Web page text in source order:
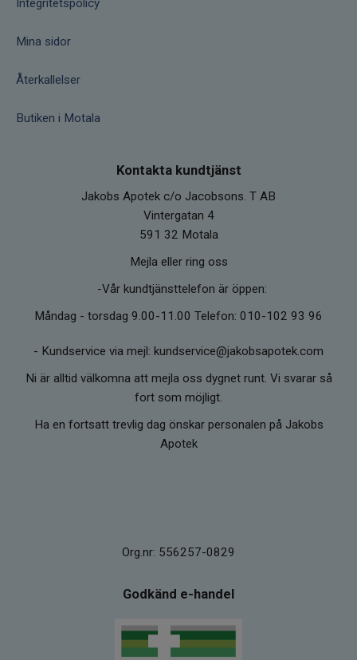
Integritetspolicy
Mina sidor
Återkallelser
Butiken i Motala
Kontakta kundtjänst
Jakobs Apotek c/o Jacobsons. T AB
Vintergatan 4
591 32 Motala
Mejla eller ring oss
-Vår kundtjänsttelefon är öppen:
Måndag - torsdag 9.00-11.00 Telefon: 010-102 93 96
- Kundservice via mejl: kundservice@jakobsapotek.com
Ni är alltid välkomna att mejla oss dygnet runt. Vi svarar så
fort som möjligt.
Ha en fortsatt trevlig dag önskar personalen på Jakobs
Apotek
Org.nr: 556257-0829
Godkänd e-handel